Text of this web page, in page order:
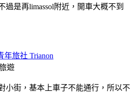
過是再limassol附近，開車大概不到
年旅社 Trianon
遊
小街，基本上車子不能通行，所以不